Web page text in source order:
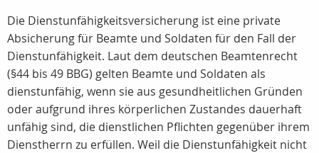
Die Dienstunfähigkeitsversicherung ist eine private
Absicherung für Beamte und Soldaten für den Fall der
Dienstunfähigkeit. Laut dem deutschen Beamtenrecht
(§44 bis 49 BBG) gelten Beamte und Soldaten als
dienstunfähig, wenn sie aus gesundheitlichen Gründen
oder aufgrund ihres körperlichen Zustandes dauerhaft
unfähig sind, die dienstlichen Pflichten gegenüber ihrem
Dienstherrn zu erfüllen. Weil die Dienstunfähigkeit nicht